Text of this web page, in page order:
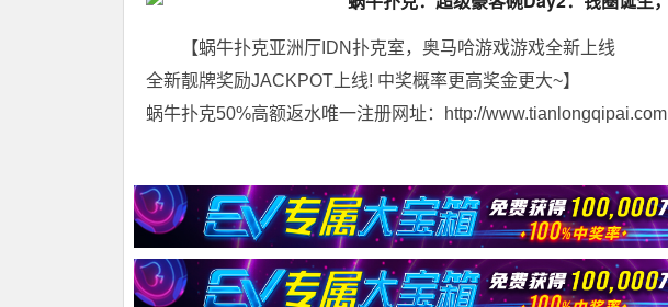
【蜗牛扑克亚洲厅IDN扑克室，奥马哈游戏游戏全新上线
全新靓牌奖励JACKPOT上线! 中奖概率更高奖金更大~】
蜗牛扑克50%高额返水唯一注册网址：http://www.tianlongqipai.com